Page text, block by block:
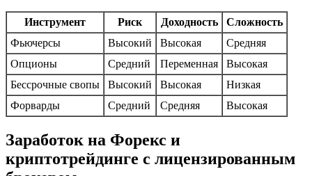
Инструмент Риск Доходность
Сложность
Фьючерсы
Высокий Высокая
Средняя
Опционы
Средний Переменная
Высокая
Бессрочные свопы
Высокий Высокая
Низкая
Форварды
Средний Средняя Высокая
Заработок на Форекс и
криптотрейдинге с лицензированным